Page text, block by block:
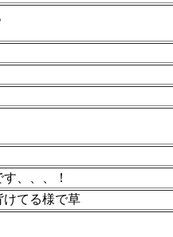
、、、！
けてる様で草